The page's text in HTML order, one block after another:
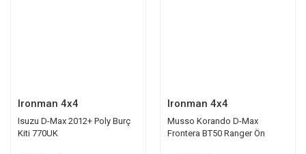
Ironman 4x4
Isuzu D-Max 2012+ Poly Burç
Kiti 770UK
Ironman 4x4
Musso Korando D-Max
Frontera BT50 Ranger Ön